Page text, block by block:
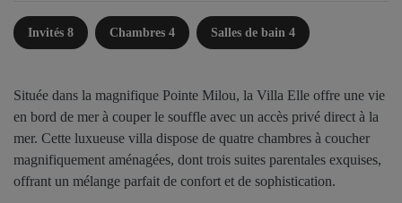
Invités 8 Chambres 4 Salles de bain 4
Située dans la magnifique Pointe Milou, la Villa Elle offre une vie
en bord de mer à couper le souffle avec un accès privé direct à la
mer. Cette luxueuse villa dispose de quatre chambres à coucher
magnifiquement aménagées, dont trois suites parentales exquises,
offrant un mélange parfait de confort et de sophistication.